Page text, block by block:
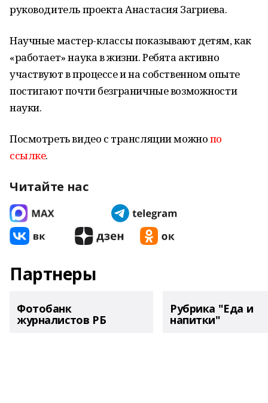
руководитель проекта Анастасия Загриева.
Научные мастер-классы показывают детям, как
«работает» наука в жизни. Ребята активно
участвуют в процессе и на собственном опыте
постигают почти безграничные возможности
науки.
Посмотреть видео с трансляции можнопо
ссылке.
Читайте нас
Партнеры
Фотобанк
журналистов РБ
Рубрика "Еда и
напитки"